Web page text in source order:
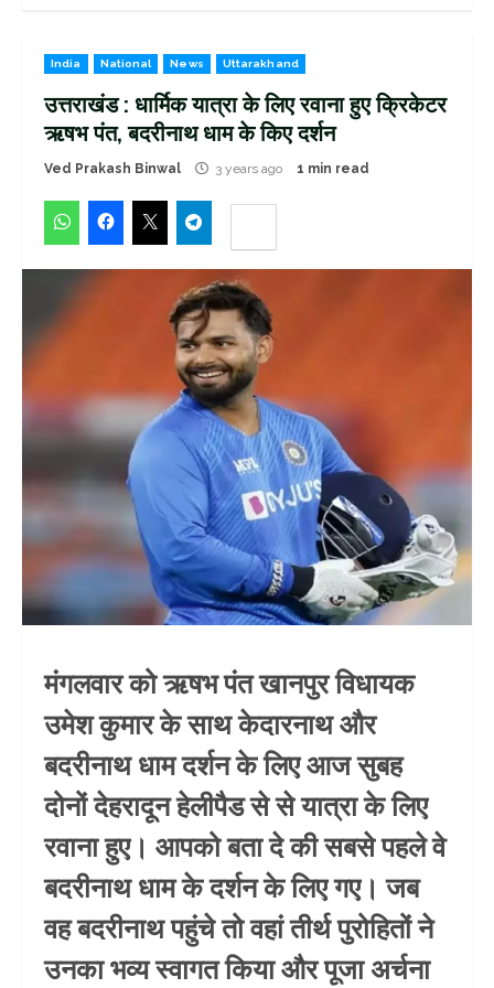
India National News Uttarakhand
उत्तराखंड : धार्मिक यात्रा के लिए रवाना हुए क्रिकेटर
ऋषभ पंत, बदरीनाथ धाम के किए दर्शन
Ved Prakash Binwal 3 years ago 1 min read
मंगलवार को ऋषभ पंत खानपुर विधायक
उमेश कुमार के साथ केदारनाथ और
बदरीनाथ धाम दर्शन के लिए आज सुबह
दोनों देहरादून हेलीपैड से से यात्रा के लिए
रवाना हुए। आपको बता दे की सबसे पहले वे
बदरीनाथ धाम के दर्शन के लिए गए। जब
वह बदरीनाथ पहुंचे तो वहां तीर्थ पुरोहितों ने
उनका भव्य स्वागत किया और पूजा अर्चना